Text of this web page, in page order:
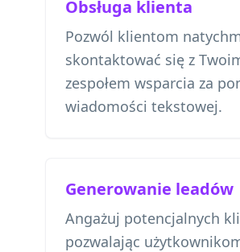
Obsługa klienta
Pozwól klientom
skontaktować się z
zespołem wsparcia za
wiadomości tekstowej.
Generowanie leadów
Angażuj potencjalnych
pozwalając